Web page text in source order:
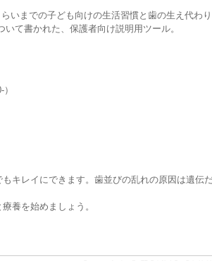
いまでの子ども向けの生活習慣と歯の生え代わ
て書かれた、保護者向け説明用ツール。
キレイにできます。歯並びの乱れの原因は遺伝
養を始めましょう。